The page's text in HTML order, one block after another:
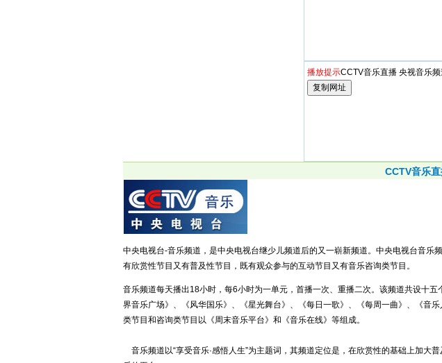
播放提示CCTV音乐直播 央视音乐
CCTV音乐
中央电视台-音乐频道，是中央电视台继少儿频道后的又一崭新频道。中央电视台音
有欣赏性节目又有普及性节目，既有观众参与的互动节目又有音乐咨询类节目。
音乐频道每天播出18小时，每6小时为一单元，首播一次、重播二次。该频道共设十
界音乐广场》、《风华国乐》、《星光舞台》、《每日一歌》、《每周一曲》、《音
类节目和咨询类节目以《周末音乐平台》和《音乐在线》等组成。
音乐频道以“享受音乐·感悟人生”为主题词，其频道定位是，在欣赏性的基础上加大